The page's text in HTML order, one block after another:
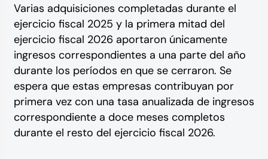
Varias adquisiciones completadas durante el
ejercicio fiscal 2025 y la primera mitad del
ejercicio fiscal 2026 aportaron únicamente
ingresos correspondientes a una parte del año
durante los períodos en que se cerraron. Se
espera que estas empresas contribuyan por
primera vez con una tasa anualizada de ingresos
correspondiente a doce meses completos
durante el resto del ejercicio fiscal 2026.